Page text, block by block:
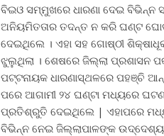
ବିଇଓ ସମ୍ମୁଖରେ ଧାରଣା ଦେଇ ବିଭିନ୍ନ
ଅନିୟମିତତାର ତଦନ୍ତ ନ କରି ଘଣ୍ଟ
ଦେଇଥିଲେ । ଏହା ସହ ଗୋଷ୍ଠୀ
ଝୁଲୁଥିଲା । ଶେଷରେ ଜିଲ୍ଲା ପ୍ରଶାସନ
ପଟ୍ଟନାୟକ ଧାରଣାସ୍ଥଳରେ ପହଞ୍ଚି
ପରେ ଆଗାମୀ ୨୪ ଘଣ୍ଟା ମଧ୍ୟରେ
ପ୍ରତିଶ୍ରୁତି ଦେଇଥିଲେ | ଏହାପରେ
ବିଭିନ୍ନ ନେଇ ଜିଲ୍ଲାପାଳଙ୍କ